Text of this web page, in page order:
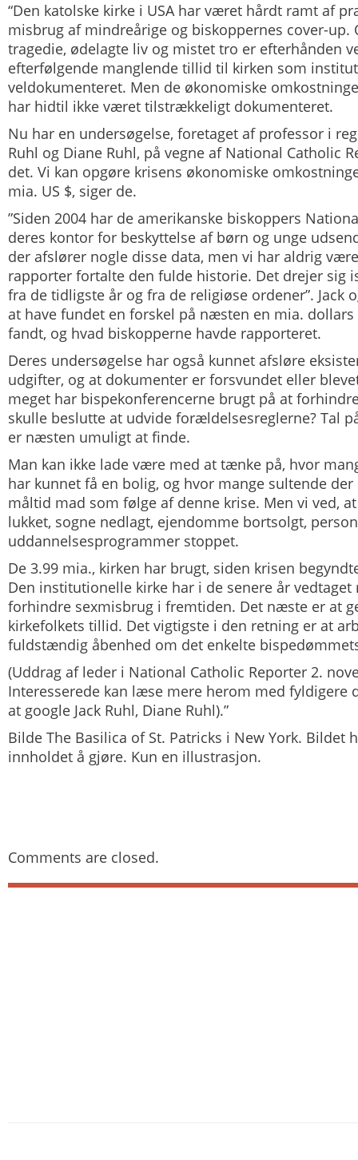
“Den katolske kirke i USA har været hårdt ramt af
misbrug af mindreårige og biskoppernes cover-up.
tragedie, ødelagte liv og mistet tro er efterhånden
efterfølgende manglende tillid til kirken som
veldokumenteret. Men de økonomiske
har hidtil ikke været tilstrækkeligt dokumenteret.
Nu har en undersøgelse, foretaget af professor i
Ruhl og Diane Ruhl, på vegne af National Catholic
det. Vi kan opgøre krisens økonomiske
mia. US $, siger de.
”Siden 2004 har de amerikanske biskoppers
deres kontor for beskyttelse af børn og unge
der afslører nogle disse data, men vi har aldrig
rapporter fortalte den fulde historie. Det drejer sig
fra de tidligste år og fra de religiøse ordener”. Jack
at have fundet en forskel på næsten en mia.
fandt, og hvad biskopperne havde rapporteret.
Deres undersøgelse har også kunnet afsløre
udgifter, og at dokumenter er forsvundet eller
meget har bispekonferencerne brugt på at
skulle beslutte at udvide forældelsesreglerne? Tal
er næsten umuligt at finde.
Man kan ikke lade være med at tænke på, hvor
har kunnet få en bolig, og hvor mange sultende
måltid mad som følge af denne krise. Men vi ved,
lukket, sogne nedlagt, ejendomme bortsolgt,
uddannelsesprogrammer stoppet.
De 3.99 mia., kirken har brugt, siden krisen
Den institutionelle kirke har i de senere år vedtaget
forhindre sexmisbrug i fremtiden. Det næste er at
kirkefolkets tillid. Det vigtigste i den retning er at
fuldstændig åbenhed om det enkelte
(Uddrag af leder i National Catholic Reporter 2.
Interesserede kan læse mere herom med fyldigere
at google Jack Ruhl, Diane Ruhl).”
Bilde The Basilica of St. Patricks i New York. Bildet
innholdet å gjøre. Kun en illustrasjon.
Comments are closed.